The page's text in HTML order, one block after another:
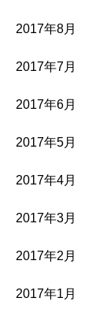
2017年8月
2017年7月
2017年6月
2017年5月
2017年4月
2017年3月
2017年2月
2017年1月